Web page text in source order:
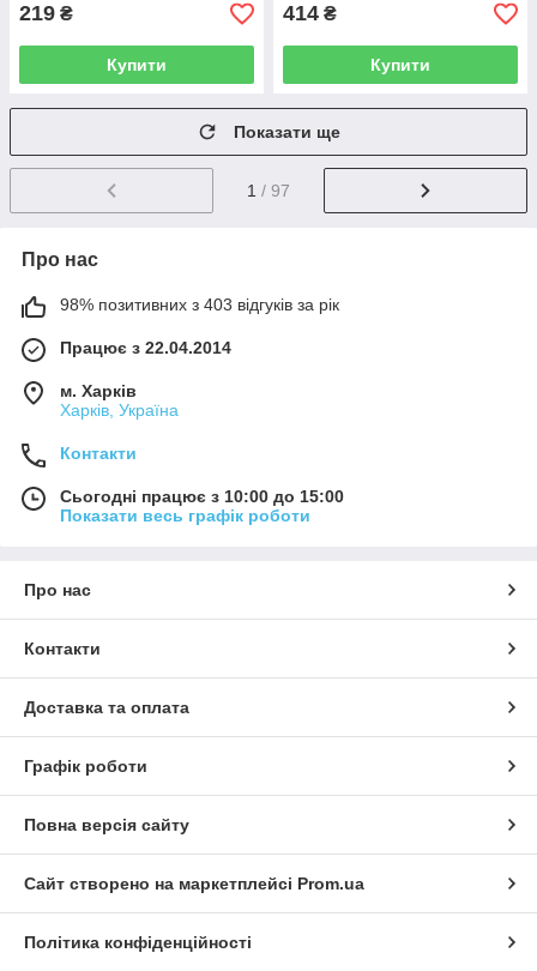
219 ₴
Купити
414 ₴
Купити
Показати ще
1 / 97
Про нас
98% позитивних з 403 відгуків за рік
Працює з 22.04.2014
м. Харків
Харків, Україна
Контакти
Сьогодні працює з 10:00 до 15:00
Показати весь графік роботи
Про нас
Контакти
Доставка та оплата
Графік роботи
Повна версія сайту
Сайт створено на маркетплейсі Prom.ua
Політика конфіденційності